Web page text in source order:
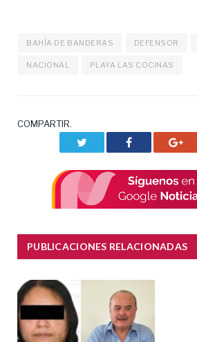
BAHÍA DE BANDERAS DEFENSOR
NACIONAL PLAYA LAS COCINAS
COMPARTIR.
Facebook
PUBLICACIONES RELACIONADAS